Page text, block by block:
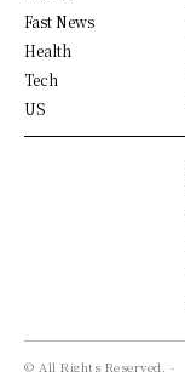
Fast News
Health
Tech
US
© All Rights Reserved, -